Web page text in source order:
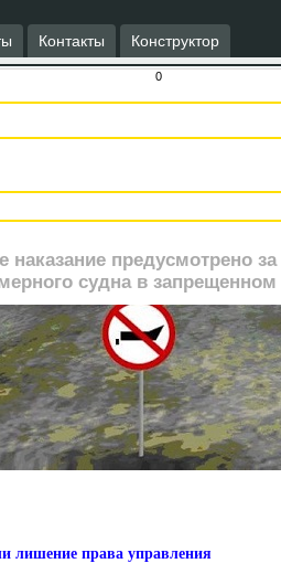
Контакты Конструктор
0
наказание предусмотрено
судна в запрещенном
лишение права управления